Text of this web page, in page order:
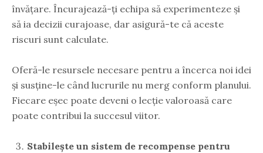
învățare. Încurajează-ți echipa să experimenteze și
să ia decizii curajoase, dar asigură-te că aceste
riscuri sunt calculate.
Oferă-le resursele necesare pentru a încerca noi idei
și susține-le când lucrurile nu merg conform planului.
Fiecare eșec poate deveni o lecție valoroasă care
poate contribui la succesul viitor.
Stabilește un sistem de recompense pentru